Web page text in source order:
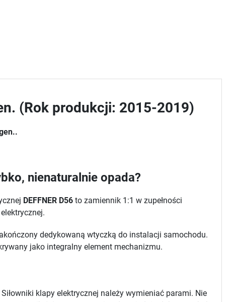
(Rok produkcji: 2015-2019)
nienaturalnie opada?
DEFFNER D56 to zamiennik 1:1 w zupełności
dedykowaną wtyczką do instalacji samochodu.
jako integralny element mechanizmu.
klapy elektrycznej należy wymieniać parami. Nie